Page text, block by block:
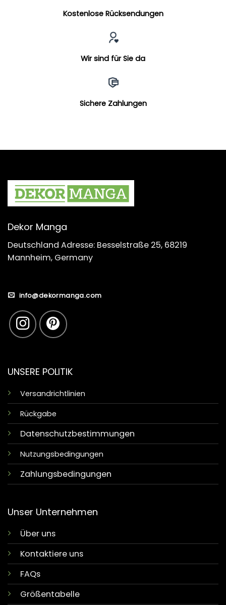
Kostenlose Rücksendungen
Wir sind für Sie da
Sichere Zahlungen
Dekor Manga
Deutschland Adresse: Besselstraße 25, 68219
Mannheim, Germany
info@dekormanga.com
UNSERE POLITIK
Versandrichtlinien
Rückgabe
Datenschutzbestimmungen
Nutzungsbedingungen
Zahlungsbedingungen
Unser Unternehmen
Über uns
Kontaktiere uns
FAQs
Größentabelle